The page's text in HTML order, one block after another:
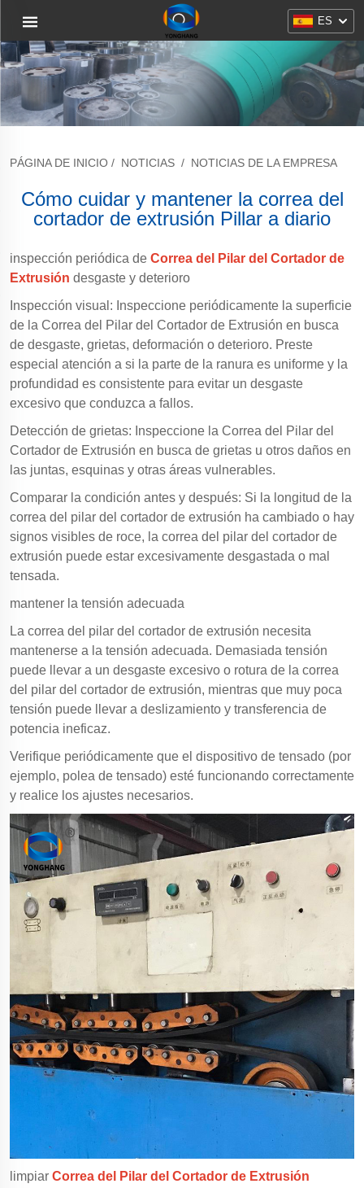
ES
PÁGINA DE INICIO / NOTICIAS / NOTICIAS DE LA EMPRESA
Cómo cuidar y mantener la correa del
cortador de extrusión Pillar a diario
inspección periódica de Correa del Pilar del Cortador de
Extrusión desgaste y deterioro
Inspección visual: Inspeccione periódicamente la superficie
de la Correa del Pilar del Cortador de Extrusión en busca
de desgaste, grietas, deformación o deterioro. Preste
especial atención a si la parte de la ranura es uniforme y la
profundidad es consistente para evitar un desgaste
excesivo que conduzca a fallos.
Detección de grietas: Inspeccione la Correa del Pilar del
Cortador de Extrusión en busca de grietas u otros daños en
las juntas, esquinas y otras áreas vulnerables.
Comparar la condición antes y después: Si la longitud de la
correa del pilar del cortador de extrusión ha cambiado o hay
signos visibles de roce, la correa del pilar del cortador de
extrusión puede estar excesivamente desgastada o mal
tensada.
mantener la tensión adecuada
La correa del pilar del cortador de extrusión necesita
mantenerse a la tensión adecuada. Demasiada tensión
puede llevar a un desgaste excesivo o rotura de la correa
del pilar del cortador de extrusión, mientras que muy poca
tensión puede llevar a deslizamiento y transferencia de
potencia ineficaz.
Verifique periódicamente que el dispositivo de tensado (por
ejemplo, polea de tensado) esté funcionando correctamente
y realice los ajustes necesarios.
limpiar Correa del Pilar del Cortador de Extrusión